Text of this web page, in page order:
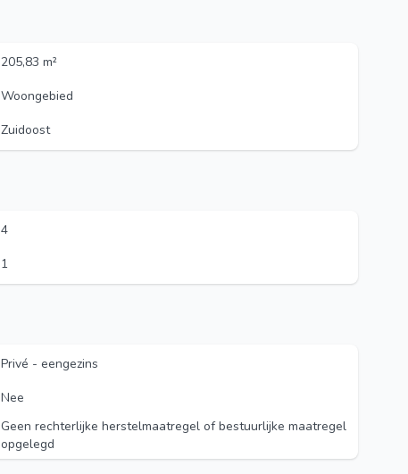
205,83 m²
Woongebied
Zuidoost
4
1
Privé - eengezins
Nee
Geen rechterlijke herstelmaatregel of bestuurlijke maatregel
opgelegd